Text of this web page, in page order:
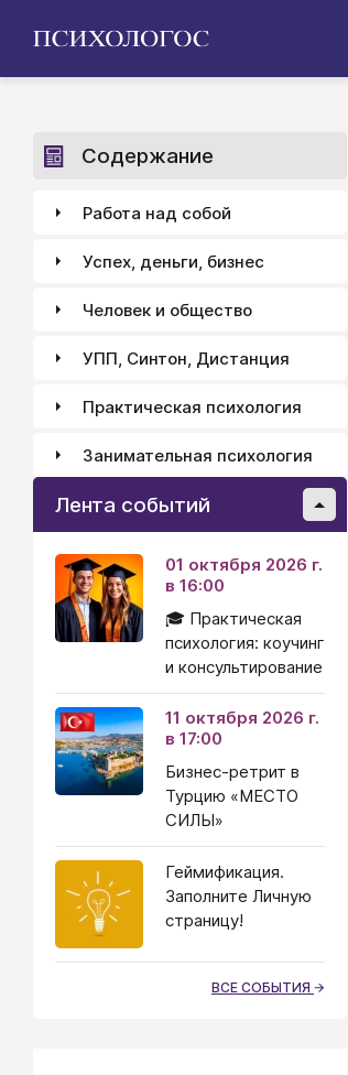
Содержание
Работа над собой
Успех, деньги, бизнес
Человек и общество
УПП, Синтон, Дистанция
Практическая психология
Занимательная психология
Лента событий
01 октября 2026 г.
в 16:00
🎓 Практическая
психология: коучинг
и консультирование
11 октября 2026 г.
в 17:00
Бизнес-ретрит в
Турцию «МЕСТО
СИЛЫ»
Геймификация.
Заполните Личную
страницу!
ВСЕ СОБЫТИЯ